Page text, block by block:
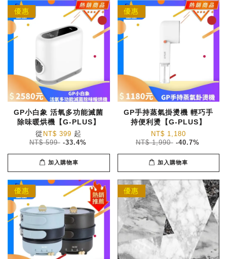
優惠
GP小白象 活氧多功能滅菌
除味暖烘機【G-PLUS】
從 NT$ 399 起
NT$ 599 -33.4%
加入購物車
優惠
GP手持蒸氣掛燙機 輕巧手
持便利燙【G-PLUS】
NT$ 1,180
NT$ 1,990 -40.7%
加入購物車
優惠 優惠